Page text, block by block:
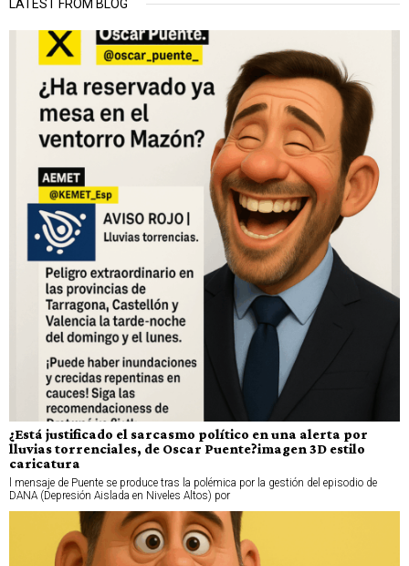
LATEST FROM BLOG
¿Está justificado el sarcasmo político en una alerta por
lluvias torrenciales, de Oscar Puente?imagen 3D estilo
caricatura
l mensaje de Puente se produce tras la polémica por la gestión del episodio de
DANA (Depresión Aislada en Niveles Altos) por